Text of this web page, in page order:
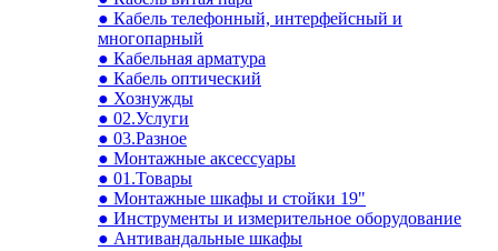
● Кабель телефонный, интерфейсный и
многопарный
● Кабельная арматура
● Кабель оптический
● Хознужды
● 02.Услуги
● 03.Разное
● Монтажные аксессуары
● 01.Товары
● Монтажные шкафы и стойки 19"
● Инструменты и измерительное оборудование
● Антивандальные шкафы